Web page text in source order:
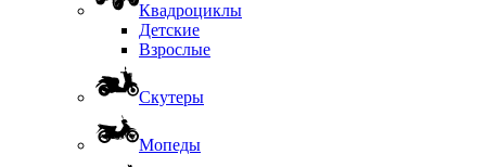
Квадроциклы
Детские
Взрослые
Скутеры
Мопеды